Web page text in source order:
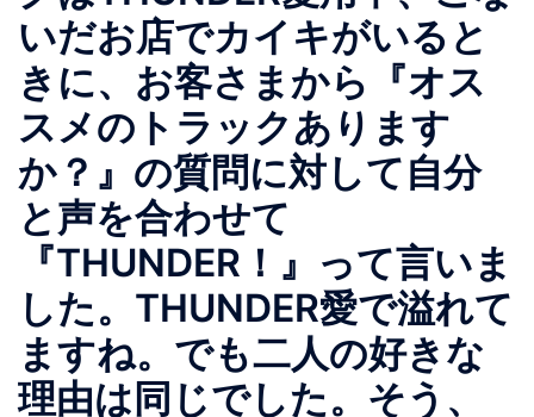
いだお店でカイキがいると
きに、お客さまから『オス
スメのトラックあります
か？』の質問に対して自分
と声を合わせて
『THUNDER！』って言いま
した。THUNDER愛で溢れて
ますね。でも二人の好きな
理由は同じでした。そう、